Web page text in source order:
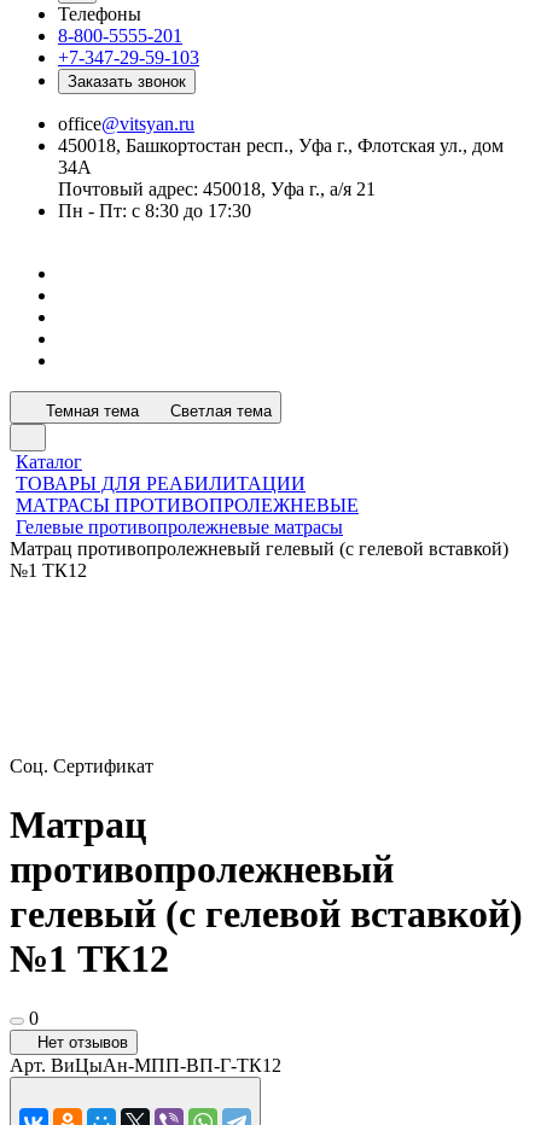
Телефоны
8-800-5555-201
+7-347-29-59-103
Заказать звонок
office@vitsyan.ru
450018, Башкортостан респ., Уфа г., Флотская ул., дом
34А
Почтовый адрес: 450018, Уфа г., а/я 21
Пн - Пт: с 8:30 до 17:30
Темная тема Светлая тема
Каталог
ТОВАРЫ ДЛЯ РЕАБИЛИТАЦИИ
МАТРАСЫ ПРОТИВОПРОЛЕЖНЕВЫЕ
Гелевые противопролежневые матрасы
Матрац противопролежневый гелевый (с гелевой вставкой)
№1 ТК12
Соц. Сертификат
Матрац
противопролежневый
гелевый (с гелевой вставкой)
№1 ТК12
0
Нет отзывов
Арт. ВиЦыАн-МПП-ВП-Г-ТК12